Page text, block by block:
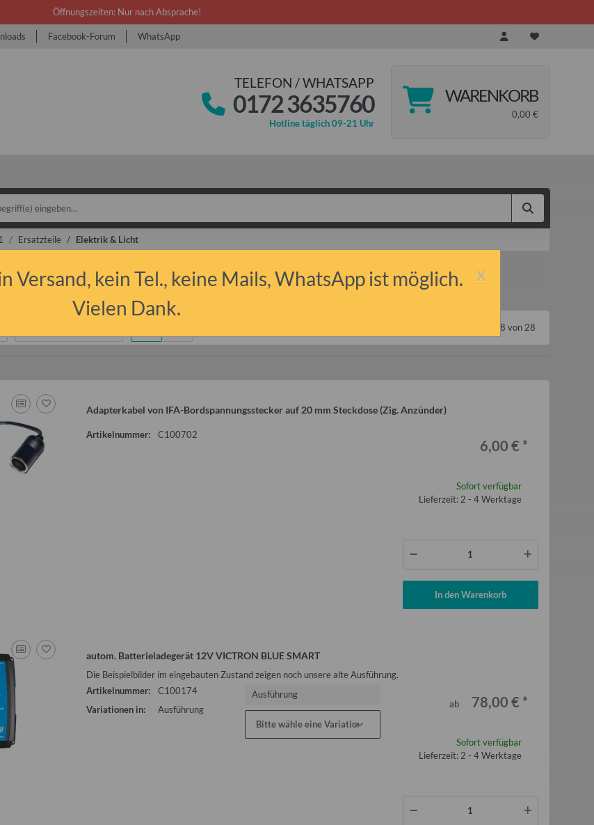
Öffnungszeiten: Nur nach Absprache!
Facebook-Forum WhatsApp
TELEFON / WHATSAPP
0172 3635760
Hotline täglich 09-21 Uhr
WARENKORB
0,00 €
Ersatzteile Elektrik & Licht
Artikel 1 - 28 von 28
Adapterkabel von IFA-Bordspannungsstecker auf 20 mm Steckdose (Zig. Anzünder)
Artikelnummer: C100702
6,00 € *
Sofort verfügbar
Lieferzeit: 2 - 4 Werktage
In den Warenkorb
autom. Batterieladegerät 12V VICTRON BLUE SMART
Die Beispielbilder im eingebauten Zustand zeigen noch unsere alte Ausführung.
Artikelnummer:
C100174
Variationen in:
Ausführung
Ausführung
Bitte wähle eine Variation.
ab 78,00 € *
Sofort verfügbar
Lieferzeit: 2 - 4 Werktage
x
Versand, kein Tel., keine Mails, WhatsApp ist möglich.
Vielen Dank.